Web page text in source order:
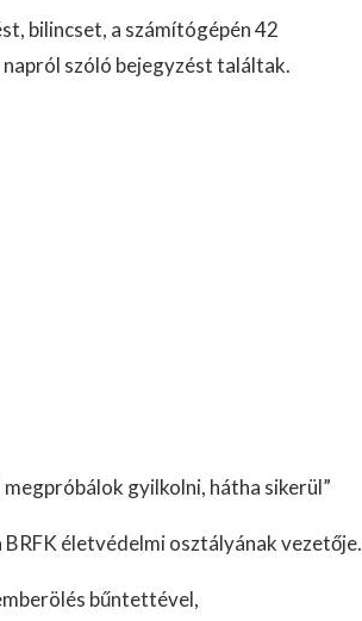
bilincset, a számítógépén 42
szóló bejegyzést találtak.
gyilkolni, hátha sikerül”
életvédelmi osztályának vezetője.
bűntettével,